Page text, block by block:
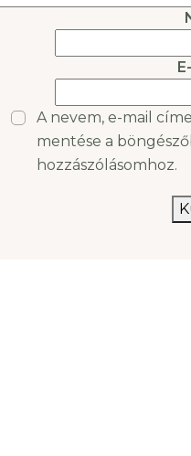
A nevem, e-mail
mentése a
hozzászólásomhoz.